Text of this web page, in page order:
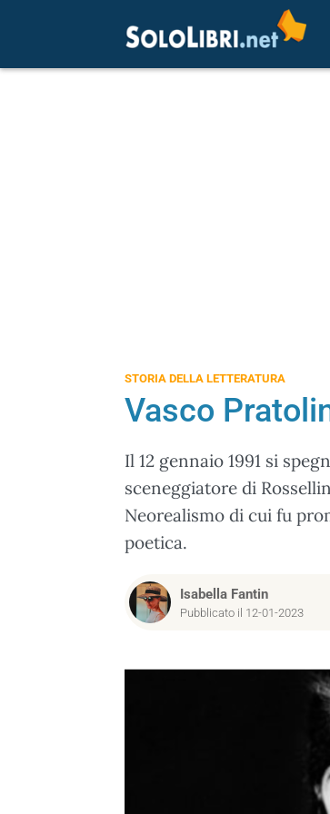
STORIA DELLA LETTERATURA
Vasco
Il 12 gennaio 1991 si
sceneggiatore di
Neorealismo di cui fu
poetica.
Isabella Fantin
Pubblicato il 12-01-2023